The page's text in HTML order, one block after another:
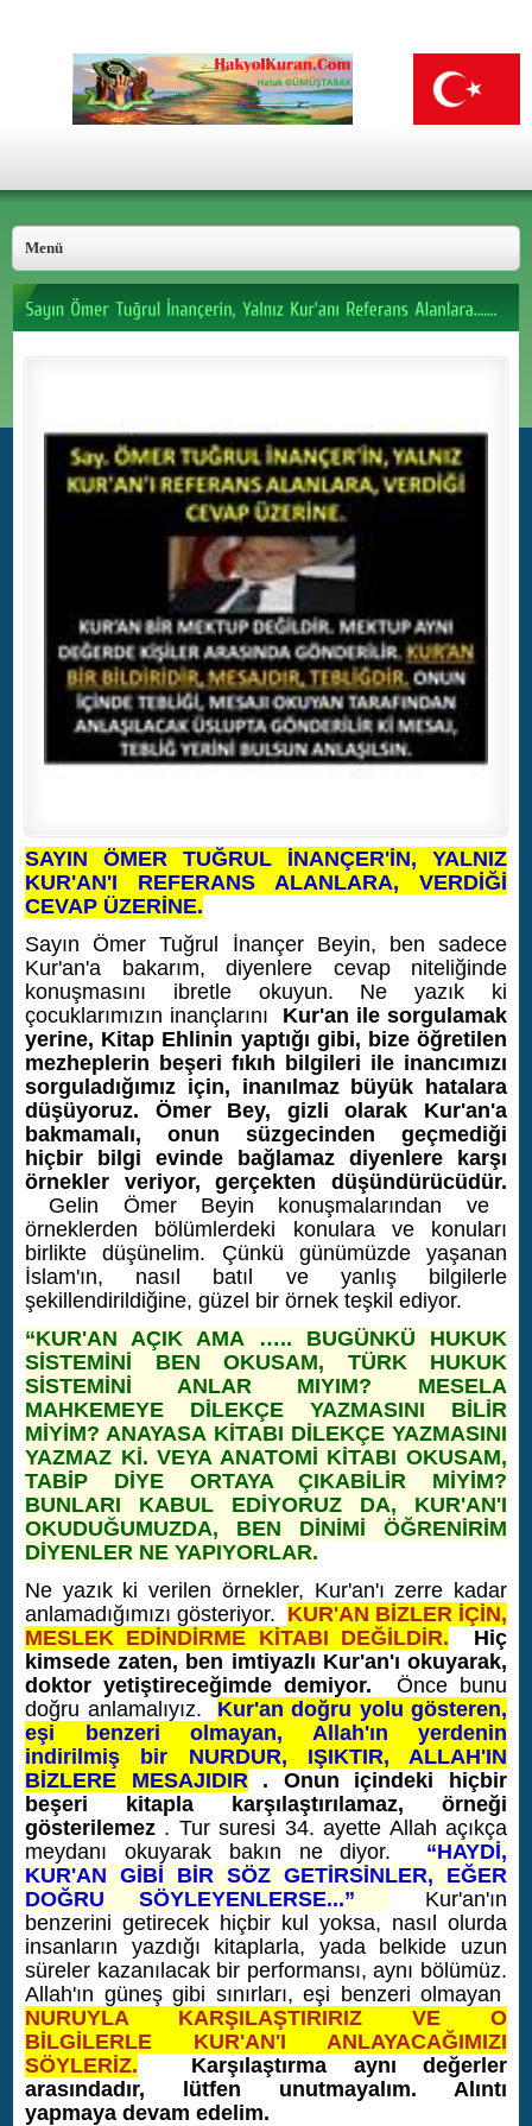
SAYIN ÖMER TUĞRUL İNANÇER'İN, YALNIZ
KUR'AN'I REFERANS ALANLARA, VERDİĞİ
CEVAP ÜZERİNE.
Sayın Ömer Tuğrul İnançer Beyin, ben sadece
Kur'an'a bakarım, diyenlere cevap niteliğinde
konuşmasını ibretle okuyun. Ne yazık ki
çocuklarımızın inançlarını Kur'an ile sorgulamak
yerine, Kitap Ehlinin yaptığı gibi, bize öğretilen
mezheplerin beşeri fıkıh bilgileri ile inancımızı
sorguladığımız için, inanılmaz büyük hatalara
düşüyoruz. Ömer Bey, gizli olarak Kur'an'a
bakmamalı, onun süzgecinden geçmediği
hiçbir bilgi evinde bağlamaz diyenlere karşı
örnekler veriyor, gerçekten düşündürücüdür.
Gelin Ömer Beyin konuşmalarından ve
örneklerden bölümlerdeki konulara ve konuları
birlikte düşünelim. Çünkü günümüzde yaşanan
İslam'ın, nasıl batıl ve yanlış bilgilerle
şekillendirildiğine, güzel bir örnek teşkil ediyor.
“KUR'AN AÇIK AMA ….. BUGÜNKÜ HUKUK
SİSTEMİNİ BEN OKUSAM, TÜRK HUKUK
SİSTEMİNİ ANLAR MIYIM? MESELA
MAHKEMEYE DİLEKÇE YAZMASINI BİLİR
MİYİM? ANAYASA KİTABI DİLEKÇE YAZMASINI
YAZMAZ Kİ. VEYA ANATOMİ KİTABI OKUSAM,
TABİP DİYE ORTAYA ÇIKABİLİR MİYİM?
BUNLARI KABUL EDİYORUZ DA, KUR'AN'I
OKUDUĞUMUZDA, BEN DİNİMİ ÖĞRENİRİM
DİYENLER NE YAPIYORLAR.
Ne yazık ki verilen örnekler, Kur'an'ı zerre kadar
anlamadığımızı gösteriyor. KUR'AN BİZLER İÇİN,
MESLEK EDİNDİRME KİTABI DEĞİLDİR.
Hiç
kimsede zaten, ben imtiyazlı Kur'an'ı okuyarak,
doktor yetiştireceğimde demiyor.
Önce bunu
doğru anlamalıyız. Kur'an doğru yolu gösteren,
eşi benzeri olmayan, Allah'ın yerdenin
indirilmiş bir NURDUR, IŞIKTIR, ALLAH'IN
BİZLERE MESAJIDIR. Onun içindeki hiçbir
beşeri kitapla karşılaştırılamaz, örneği
gösterilemez . Tur suresi 34. ayette Allah açıkça
meydanı okuyarak bakın ne diyor. “HAYDİ,
KUR'AN GİBİ BİR SÖZ GETİRSİNLER, EĞER
DOĞRU SÖYLEYENLERSE...”
Kur'an'ın
benzerini getirecek hiçbir kul yoksa, nasıl olurda
insanların yazdığı kitaplarla, yada belkide uzun
süreler kazanılacak bir performansı, aynı bölümüz.
Allah'ın güneş gibi sınırları, eşi benzeri olmayan
NURUYLA KARŞILAŞTIRIRIZ VE O
BİLGİLERLE KUR'AN'I ANLAYACAĞIMIZI
SÖYLERİZ.
Karşılaştırma aynı değerler
arasındadır, lütfen unutmayalım. Alıntı
yapmaya devam edelim.